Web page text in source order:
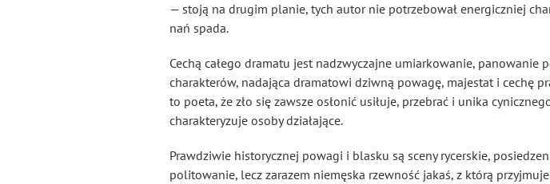
— stoją na drugim planie, tych autor nie potrzebował energiczniej
nań spada.
Cechą całego dramatu jest nadzwyczajne umiarkowanie,
charakterów, nadająca dramatowi dziwną powagę, majestat i cechę
to poeta, że zło się zawsze osłonić usiłuje, przebrać i unika
charakteryzuje osoby działające.
Prawdziwie historycznej powagi i blasku są sceny rycerskie,
politowanie, lecz zarazem niemęska rzewność jakaś, z którą